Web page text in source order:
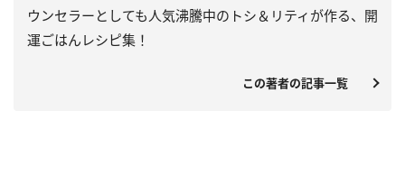
ウンセラーとしても人気沸騰中のトシ＆リティが作る、開
運ごはんレシピ集！
この著者の記事一覧